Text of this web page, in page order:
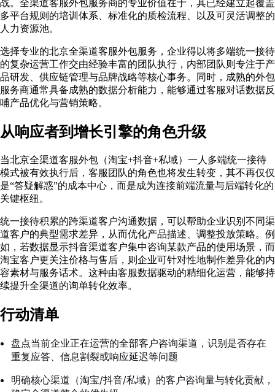
战。全渠道客服外包服务商的专业价值在于，其已经建立起覆盖
多平台规则的培训体系、标准化的质检流程、以及可灵活调整的
人力资源池。
选择专业的北京全渠道客服外包服务，企业得以将多端统一接待
的复杂运营工作交由经验丰富的团队执行，内部团队则专注于产
品研发、供应链管理与品牌战略等核心事务。同时，成熟的外包
服务商通常具备成熟的数据分析能力，能够通过客服对话数据反
哺产品优化与营销策略。
从响应者到增长引擎的角色升级
当北京全渠道客服外包（淘宝+抖音+私域）一人多端统一接待
模式被有效执行后，客服团队的角色也将发生转变，其不再仅仅
是“答疑解惑”的成本中心，而是成为连接前端流量与后端转化的
关键枢纽。
统一接待积累的跨渠道客户沟通数据，可以帮助企业识别不同渠
道客户的典型需求差异，从而优化产品描述、调整投放策略。例
如，若数据显示抖音渠道客户集中咨询某款产品的使用场景，而
淘宝客户更关注价格与售后，则企业可针对性地制作差异化的内
容素材与服务话术。这种由客服数据驱动的精细化运营，能够持
续提升全渠道的询单转化效率。
行动清单
盘点当前企业正在运营的全部客户咨询渠道，识别是否存在
重复应答、信息割裂或响应延迟等问题
明确核心渠道（淘宝/抖音/私域）的客户咨询量与转化贡献，